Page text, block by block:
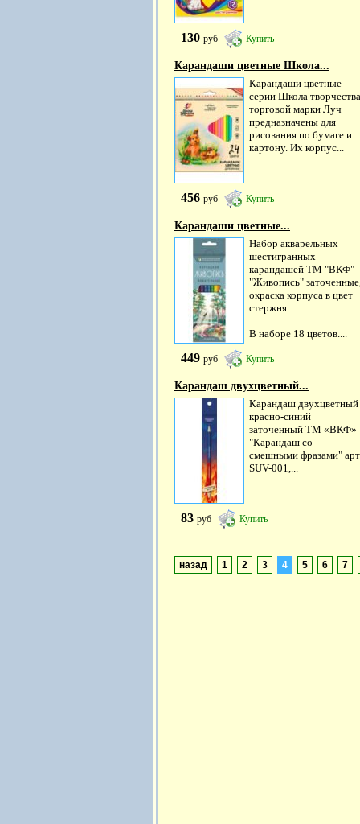
130 руб Купить
Карандаши цветные Школа...
Карандаши цветные
серии Школа творчества
торговой марки Луч
предназначены для
рисования по бумаге и
картону. Их корпус...
456 руб Купить
Карандаши цветные...
Набор акварельных
шестигранных
карандашей ТМ "ВКФ"
"Живопись"
окраска корпуса в цвет
стержня.
В наборе 18 цветов....
449 руб Купить
Карандаш двухцветный...
Карандаш двухцветный
красно-синий
заточенный ТМ «ВКФ»
"Карандаш со
смешными фразами"
SUV-001,...
83 руб Купить
назад 1 2 3 4 5 6 7